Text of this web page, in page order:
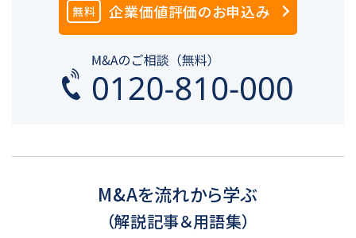
無料 企業価値評価のお申込み
M&Aを流れから学ぶ
（解説記事＆用語集）